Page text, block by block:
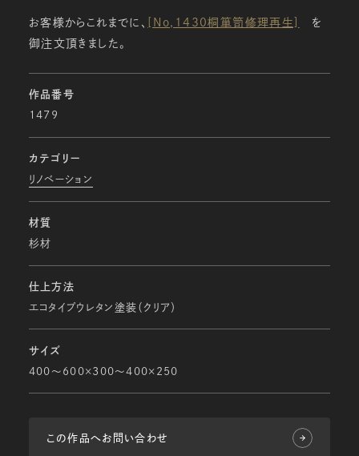
お客様からこれまでに、 [No,1430桐箪笥修理再生] を
御注文頂きました。
作品番号
1479
カテゴリー
リノベーション
材質
杉材
仕上方法
エコタイプウレタン塗装（クリア）
サイズ
400～600×300～400×250
この作品へお問い合わせ